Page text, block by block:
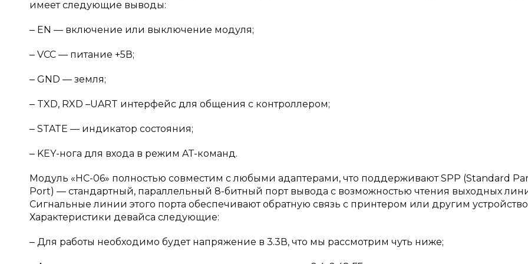
имеет следующие выводы:
‒ EN — включение или выключение модуля;
‒ VCC — питание +5В;
‒ GND — земля;
‒ TXD, RXD –UART интерфейс для общения с контроллером;
‒ STATE — индикатор состояния;
‒ KEY-нога для входа в режим AT-команд.
Модуль «HC-06» полностью совместим с любыми адаптерами, что поддерживают SPP (Standard
Port) — стандартный, параллельный 8-битный порт вывода с возможностью чтения выходных
Сигнальные линии этого порта обеспечивают обратную связь с принтером или другим
Характеристики девайса следующие:
‒ Для работы необходимо будет напряжение в 3.3В, что мы рассмотрим чуть ниже;